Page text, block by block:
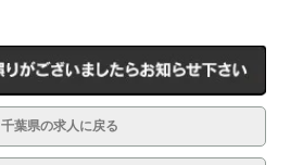
千葉県の求人に戻る